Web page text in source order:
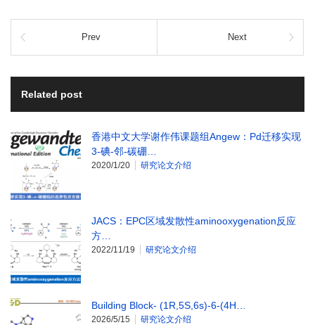
Prev Next
Related post
香港中文大学谢作伟课题组Angew：Pd迁移实现
3-碘-邻-碳硼…
2020/1/20 研究论文介绍
JACS：EPC区域发散性aminooxygenation反应
方…
2022/11/19 研究论文介绍
Building Block- (1R,5S,6s)-6-(4H…
2026/5/15 研究论文介绍